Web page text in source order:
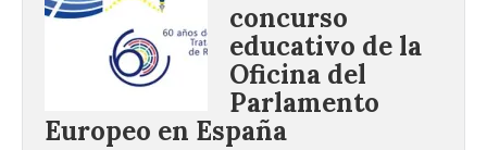
concurso
educativo de la
Oficina del
Parlamento
Europeo en España